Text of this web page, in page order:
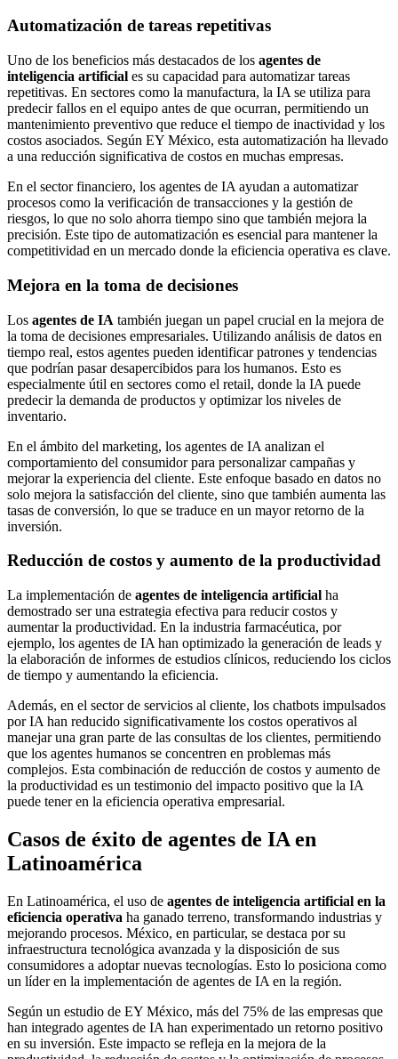
Automatización de tareas repetitivas
Uno de los beneficios más destacados de los agentes de
inteligencia artificial es su capacidad para automatizar tareas
repetitivas. En sectores como la manufactura, la IA se utiliza para
predecir fallos en el equipo antes de que ocurran, permitiendo un
mantenimiento preventivo que reduce el tiempo de inactividad y los
costos asociados. Según EY México, esta automatización ha llevado
a una reducción significativa de costos en muchas empresas.
En el sector financiero, los agentes de IA ayudan a automatizar
procesos como la verificación de transacciones y la gestión de
riesgos, lo que no solo ahorra tiempo sino que también mejora la
precisión. Este tipo de automatización es esencial para mantener la
competitividad en un mercado donde la eficiencia operativa es clave.
Mejora en la toma de decisiones
Los agentes de IA también juegan un papel crucial en la mejora de
la toma de decisiones empresariales. Utilizando análisis de datos en
tiempo real, estos agentes pueden identificar patrones y tendencias
que podrían pasar desapercibidos para los humanos. Esto es
especialmente útil en sectores como el retail, donde la IA puede
predecir la demanda de productos y optimizar los niveles de
inventario.
En el ámbito del marketing, los agentes de IA analizan el
comportamiento del consumidor para personalizar campañas y
mejorar la experiencia del cliente. Este enfoque basado en datos no
solo mejora la satisfacción del cliente, sino que también aumenta las
tasas de conversión, lo que se traduce en un mayor retorno de la
inversión.
Reducción de costos y aumento de la productividad
La implementación de agentes de inteligencia artificial ha
demostrado ser una estrategia efectiva para reducir costos y
aumentar la productividad. En la industria farmacéutica, por
ejemplo, los agentes de IA han optimizado la generación de leads y
la elaboración de informes de estudios clínicos, reduciendo los ciclos
de tiempo y aumentando la eficiencia.
Además, en el sector de servicios al cliente, los chatbots impulsados
por IA han reducido significativamente los costos operativos al
manejar una gran parte de las consultas de los clientes, permitiendo
que los agentes humanos se concentren en problemas más
complejos. Esta combinación de reducción de costos y aumento de
la productividad es un testimonio del impacto positivo que la IA
puede tener en la eficiencia operativa empresarial.
Casos de éxito de agentes de IA en
Latinoamérica
En Latinoamérica, el uso de agentes de inteligencia artificial en la
eficiencia operativa ha ganado terreno, transformando industrias y
mejorando procesos. México, en particular, se destaca por su
infraestructura tecnológica avanzada y la disposición de sus
consumidores a adoptar nuevas tecnologías. Esto lo posiciona como
un líder en la implementación de agentes de IA en la región.
Según un estudio de EY México, más del 75% de las empresas que
han integrado agentes de IA han experimentado un retorno positivo
en su inversión. Este impacto se refleja en la mejora de la